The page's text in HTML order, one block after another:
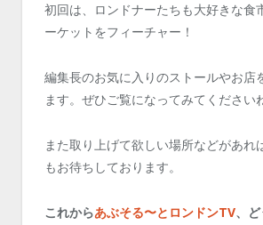
初回は、ロンドナーたちも大好きな食
ーケットをフィーチャー！
編集長のお気に入りのストールやお店
ます。ぜひご覧になってみてください
また取り上げて欲しい場所などがあれ
もお待ちしております。
これからあぶそる〜とロンドンTV、